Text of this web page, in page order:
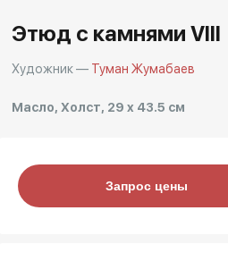
baget
Этюд с камнями VIII
Художник — Туман Жумабаев
Масло, Холст, 29 x 43.5 см
Цена за багетЗапрос цены